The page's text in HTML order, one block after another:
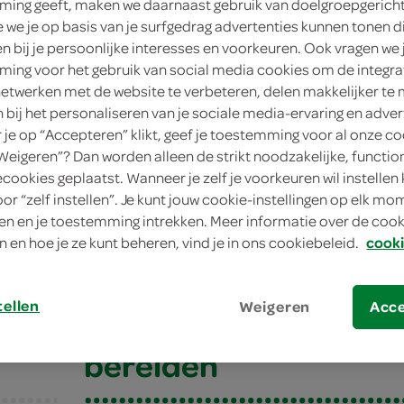
met garnalen en limoen
garnalen en
bereiden
geeft, maken we daarnaast gebruik van
we je op basis van je surfgedrag advertenties kunnen tonen
bij je persoonlijke interesses en voorkeuren. Ook vragen we
voor het gebruik van social media cookies om de
met de website te verbeteren, delen makkelijker te
bij het personaliseren van je sociale media-ervaring en
je op “Accepteren” klikt, geef je toestemming voor al onze
Dan worden alleen de strikt noodzakelijke,
geplaatst. Wanneer je zelf je voorkeuren wil instellen
“zelf instellen”. Je kunt jouw cookie-instellingen op elk
en je toestemming intrekken. Meer informatie over de
en hoe je ze kunt beheren, vind je in ons cookiebeleid.
Weigeren